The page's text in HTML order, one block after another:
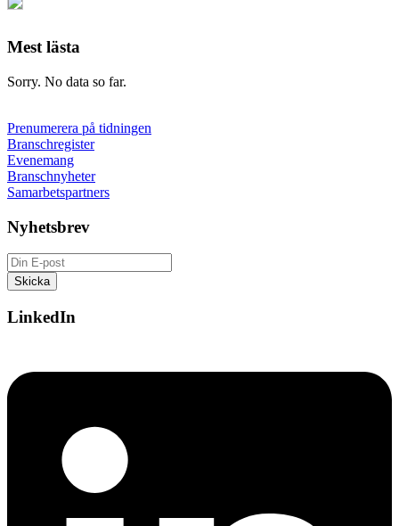
Mest lästa
Sorry. No data so far.
Prenumerera på tidningen
Branschregister
Evenemang
Branschnyheter
Samarbetspartners
Nyhetsbrev
LinkedIn